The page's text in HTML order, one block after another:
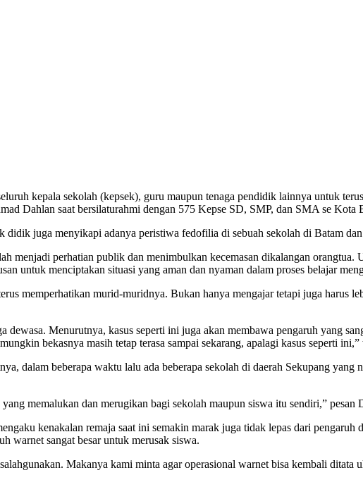
kepala sekolah (kepsek), guru maupun tenaga pendidik lainnya untuk
Dahlan saat bersilaturahmi dengan 575 Kepse SD, SMP, dan SMA se Kota
didik juga menyikapi adanya peristiwa fedofilia di sebuah sekolah di Batam
menjadi perhatian publik dan menimbulkan kecemasan dikalangan orangtua.
untuk menciptakan situasi yang aman dan nyaman dalam proses belajar
memperhatikan murid-muridnya. Bukan hanya mengajar tetapi juga harus
dewasa. Menurutnya, kasus seperti ini juga akan membawa pengaruh yang
bekasnya masih tetap terasa sampai sekarang, apalagi kasus seperti ini,”
dalam beberapa waktu lalu ada beberapa sekolah di daerah Sekupang
memalukan dan merugikan bagi sekolah maupun siswa itu sendiri,” pesan
kenakalan remaja saat ini semakin marak juga tidak lepas dari
warnet sangat besar untuk merusak siswa.
Makanya kami minta agar operasional warnet bisa kembali ditata